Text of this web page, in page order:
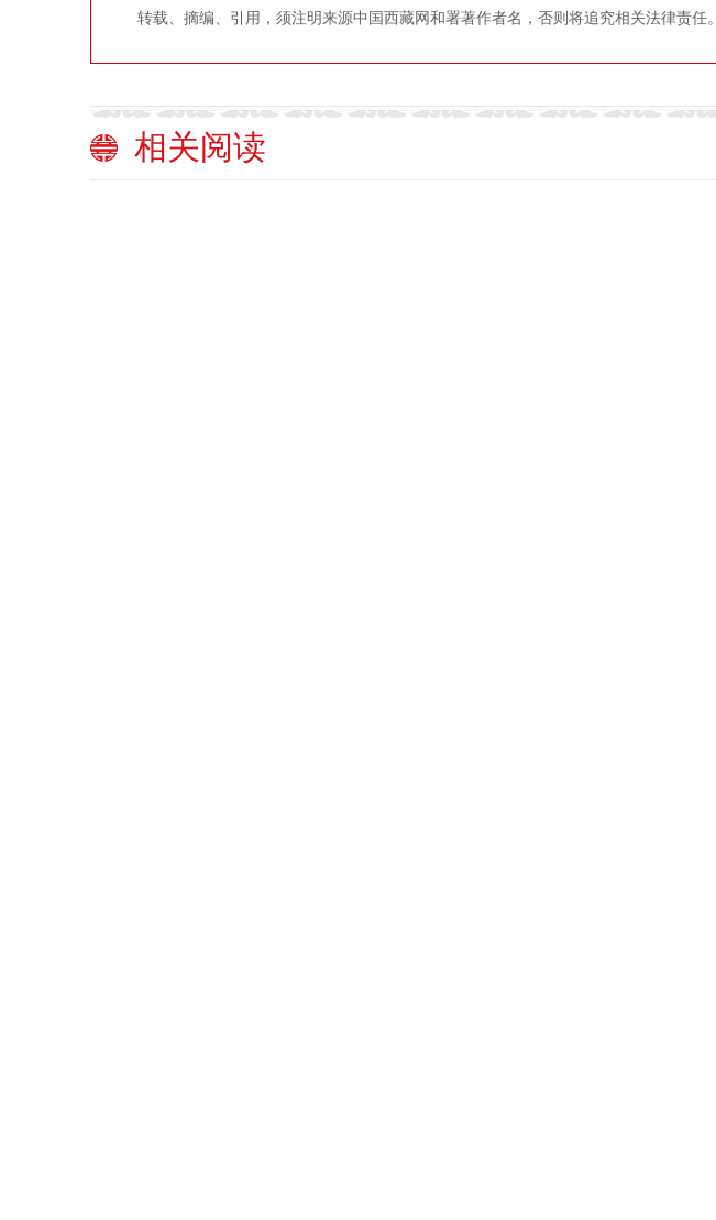
转载、摘编、引用，须注明来源中国西藏网和署著作者名，否则将追究相关法律责任。
相关阅读